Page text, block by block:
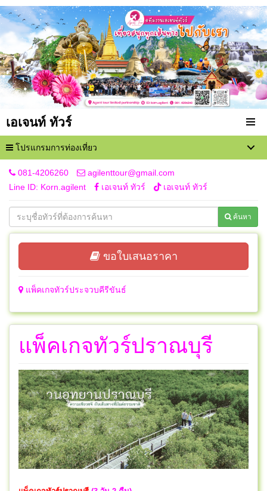
เอเจนท์ ทัวร์
โปรแกรมการท่องเที่ยว
081-4206260
agilenttour@gmail.com
Line ID: Korn.agilent
เอเจนท์ ทัวร์ เอเจนท์ ทัวร์
ค้นหา
ขอใบเสนอราคา
แพ็คเกจทัวร์ประจวบคีรีขันธ์
แพ็คเกจทัวร์ปราณบุรี